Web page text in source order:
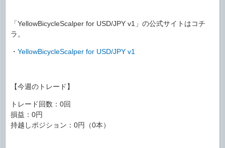
「YellowBicycleScalper for USD/JPY v1」の公式サイトはコチ
ラ。
・ YellowBicycleScalper for USD/JPY v1
【今週のトレード】
トレード回数：0回
損益：0円
持越しポジション：0円（0本）